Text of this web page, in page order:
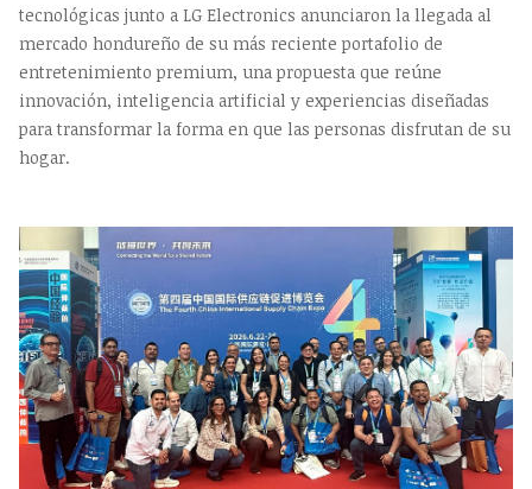
tecnológicas junto a LG Electronics anunciaron la llegada al
mercado hondureño de su más reciente portafolio de
entretenimiento premium, una propuesta que reúne
innovación, inteligencia artificial y experiencias diseñadas
para transformar la forma en que las personas disfrutan de su
hogar.